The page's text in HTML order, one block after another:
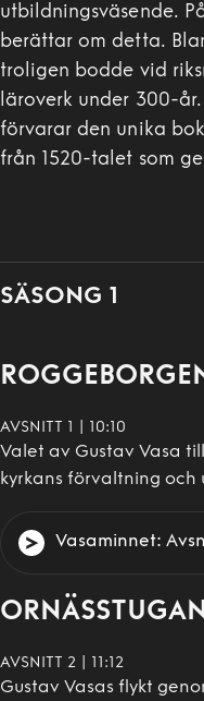
utbildningsväsende.
berättar om detta.
troligen bodde vid
läroverk under 300-
förvarar den unika
från 1520-talet som
SÄSONG 1
AVSNITT 1 10:10
Valet av Gustav Vasa
kyrkans förvaltning och
Vasaminnet:
ORNÄSSTUGAN
AVSNITT 2 11:12
Gustav Vasas flykt